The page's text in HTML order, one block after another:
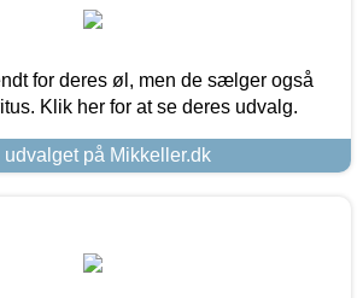
for deres øl, men de sælger også
Klik her for at se deres udvalg.
udvalget på Mikkeller.dk